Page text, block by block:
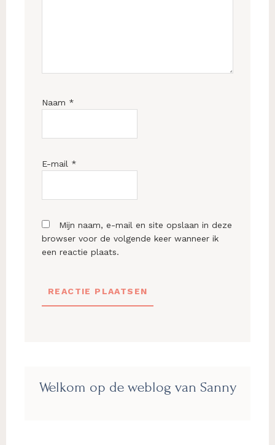
Naam *
E-mail *
Mijn naam, e-mail en site opslaan in deze
browser voor de volgende keer wanneer ik
een reactie plaats.
Sidebar
Welkom op de weblog van Sanny